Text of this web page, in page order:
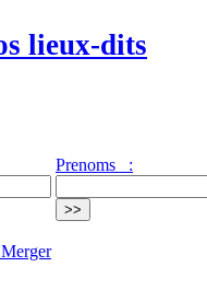
lieux-dits
Prenoms :